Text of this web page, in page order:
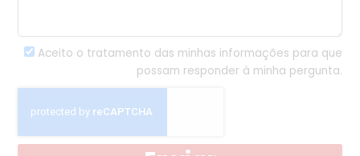
Aceito o tratamento das minhas informações para que
possam responder à minha pergunta.